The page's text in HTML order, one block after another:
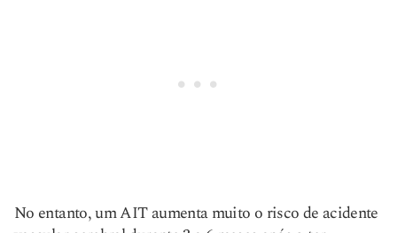
No entanto, um AIT aumenta muito o risco de acidente